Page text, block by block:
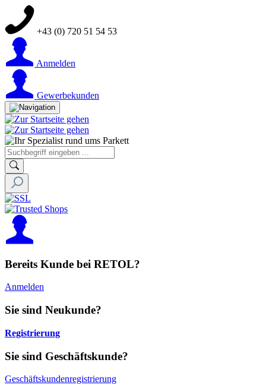
+43 (0) 720 51 54 53
Anmelden
Gewerbekunden
Bereits Kunde bei RETOL?
Anmelden
Sie sind Neukunde?
Registrierung
Sie sind Geschäftskunde?
Geschäftskundenregistrierung